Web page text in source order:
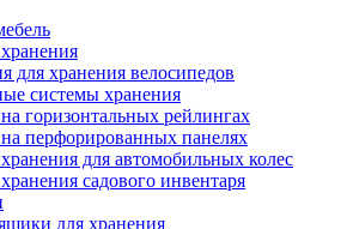
для хранения велосипедов
системы хранения
горизонтальных рейлингах
перфорированных панелях
для автомобильных колес
садового инвентаря
для хранения